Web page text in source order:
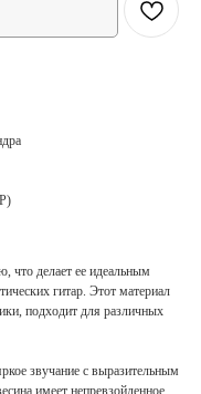
что делает ее идеальным
гитар. Этот материал
подходит для различных
звучание с выразительным